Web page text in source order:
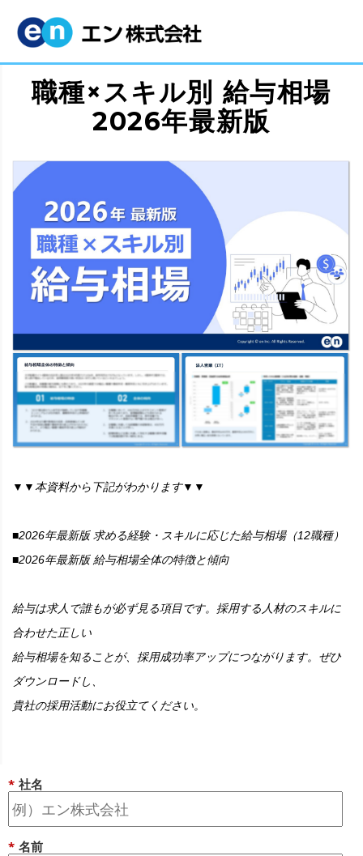
職種×スキル別 給与相場
2026年最新版
▼▼本資料から下記がわかります▼▼
■2026年最新版 求める経験・スキルに応じた給与相場（12職種）
■2026年最新版 給与相場全体の特徴と傾向
給与は求人で誰もが必ず見る項目です。採用する人材のスキルに
合わせた正しい
給与相場を知ることが、採用成功率アップにつながります。ぜひ
ダウンロードし、
貴社の採用活動にお役立てください。
* 社名
* 名前